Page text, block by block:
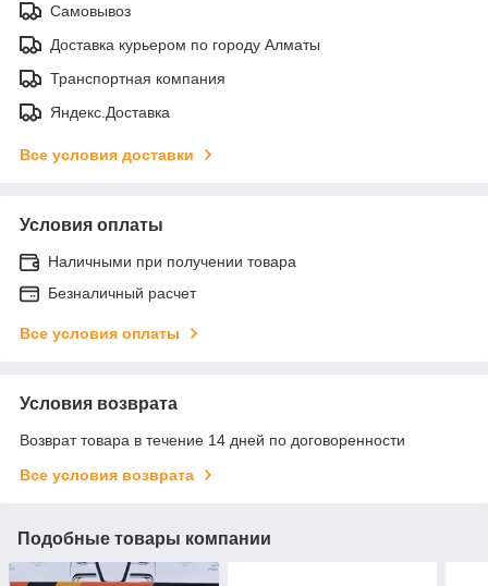
Самовывоз
Доставка курьером по городу Алматы
Транспортная компания
Яндекс.Доставка
Все условия доставки
Условия оплаты
Наличными при получении товара
Безналичный расчет
Все условия оплаты
Условия возврата
Возврат товара в течение 14 дней по договоренности
Все условия возврата
Подобные товары компании